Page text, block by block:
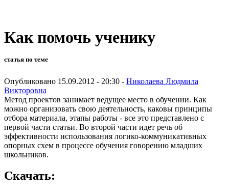
Как помочь ученику
статья по теме
Опубликовано 15.09.2012 - 20:30 - Николаева Людмила
Викторовна
Метод проектов занимает ведущее место в обучении. Как
можно организовать свою деятельность, каковы принципы
отбора материала, этапы работы - все это представлено с
первой части статьи. Во второй части идет речь об
эффективности использования логико-коммуникативных
опорных схем в процессе обучения говорению младших
школьников.
Скачать: